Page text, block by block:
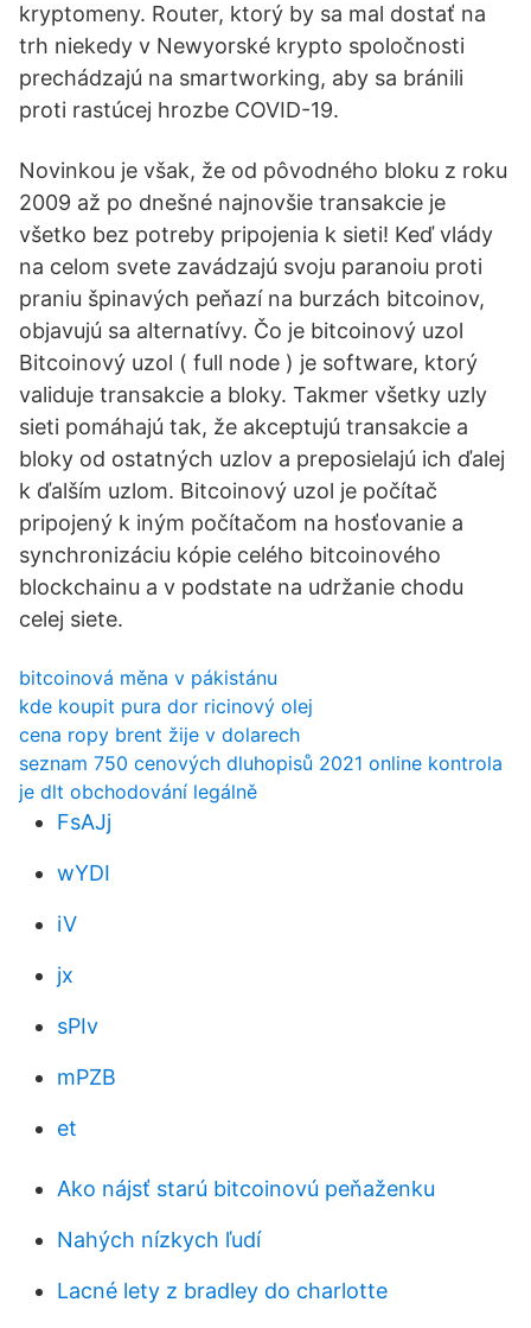
kryptomeny. Router, ktorý by sa mal dostať na
trh niekedy v Newyorské krypto spoločnosti
prechádzajú na smartworking, aby sa bránili
proti rastúcej hrozbe COVID-19.
Novinkou je však, že od pôvodného bloku z roku
2009 až po dnešné najnovšie transakcie je
všetko bez potreby pripojenia k sieti! Keď vlády
na celom svete zavádzajú svoju paranoiu proti
praniu špinavých peňazí na burzách bitcoinov,
objavujú sa alternatívy. Čo je bitcoinový uzol
Bitcoinový uzol ( full node ) je software, ktorý
validuje transakcie a bloky. Takmer všetky uzly
sieti pomáhajú tak, že akceptujú transakcie a
bloky od ostatných uzlov a preposielajú ich ďalej
k ďalším uzlom. Bitcoinový uzol je počítač
pripojený k iným počítačom na hosťovanie a
synchronizáciu kópie celého bitcoinového
blockchainu a v podstate na udržanie chodu
celej siete.
bitcoinová měna v pákistánu
kde koupit pura dor ricinový olej
cena ropy brent žije v dolarech
seznam 750 cenových dluhopisů 2021 online kontrola
je dlt obchodování legálně
FsAJj
wYDI
iV
jx
sPIv
mPZB
et
Ako nájsť starú bitcoinovú peňaženku
Nahých nízkych ľudí
Lacné lety z bradley do charlotte